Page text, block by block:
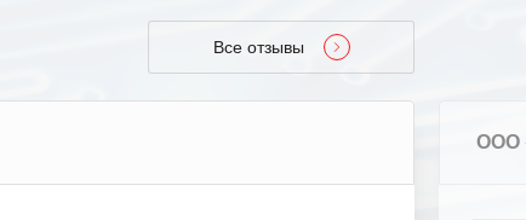
Все отзывы
ООО